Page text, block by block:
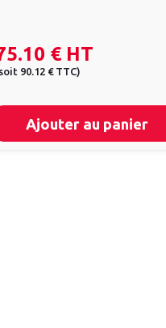
€HT
90.12 € TTC)
Ajouter au panier